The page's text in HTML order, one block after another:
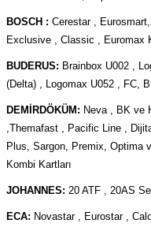
BOSCH : Cerestar ,
Exclusive , Classic , Euromax
BUDERUS: Brainbox U002 ,
(Delta) , Logomax U052 , FC,
DEMİRDÖKÜM: Neva , BK ve
,Themafast , Pacific Line ,
Plus, Sargon, Premix, Optima
Kombi Kartları
JOHANNES: 20 ATF , 20AS
ECA: Novastar , Eurostar ,